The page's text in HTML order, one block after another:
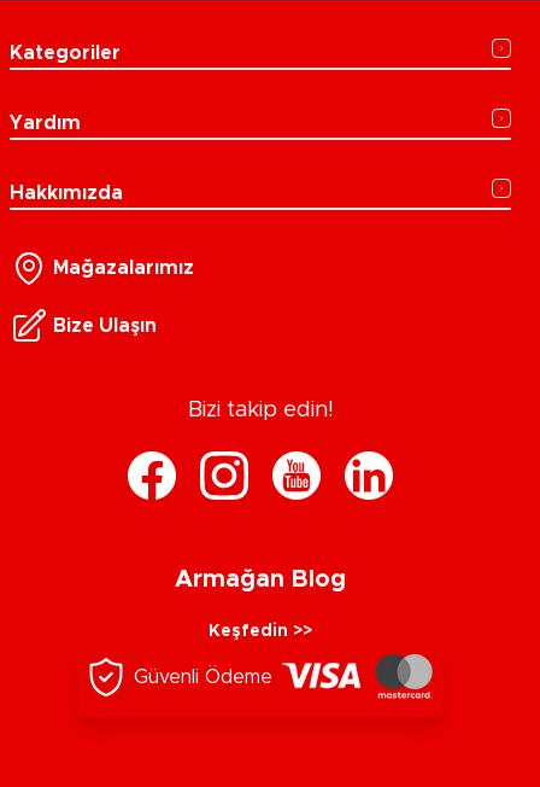
Kategoriler
Yardım
Hakkımızda
Mağazalarımız
Bize Ulaşın
Bizi takip edin!
Armağan Blog
Keşfedin >>
Güvenli Ödeme